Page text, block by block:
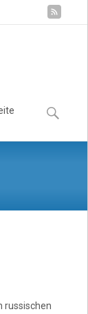
Suchen
nach:
russischen